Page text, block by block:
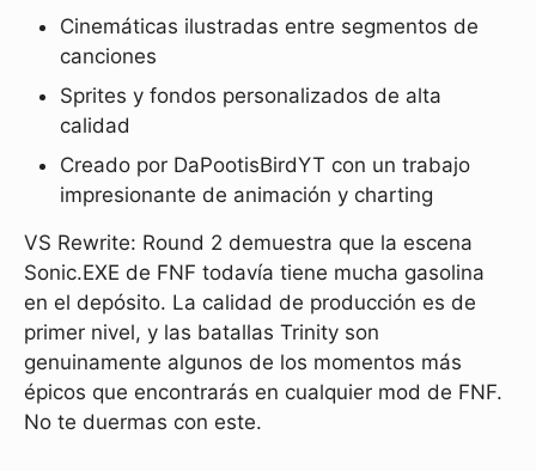
Cinemáticas ilustradas entre segmentos de
canciones
Sprites y fondos personalizados de alta
calidad
Creado por DaPootisBirdYT con un trabajo
impresionante de animación y charting
VS Rewrite: Round 2 demuestra que la escena
Sonic.EXE de FNF todavía tiene mucha gasolina
en el depósito. La calidad de producción es de
primer nivel, y las batallas Trinity son
genuinamente algunos de los momentos más
épicos que encontrarás en cualquier mod de FNF.
No te duermas con este.